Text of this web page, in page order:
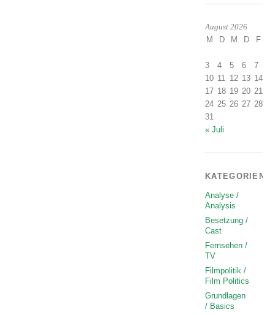
August 2026
M D M D F
3
4 5 6 7
10 11 12 13 14
17 18 19 20 21
24 25 26 27 28
31
« Juli
KATEGORIEN
Analyse /
Analysis
Besetzung /
Cast
Fernsehen /
TV
Filmpolitik /
Film Politics
Grundlagen
/ Basics